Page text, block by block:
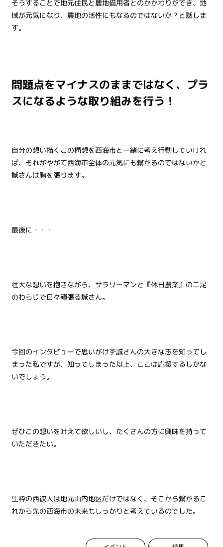
そうすることで地元住民と農地借用者とのかかわりができ、地
域が元気になり、農地の活性にもなるのではないか？と話しま
す。
問題点をマイナスのままではなく、プラ
スになるような取り組みを行う！
自分の想い描くこの構想を西海市と一緒に考え行動していけれ
ば、それがやがて西海市全体の元気にも繋がるのではないかと
誠さんは胸を張ります。
最後に・・・
壮大な想いを抱きながら、サラリーマンと『休日農業』の二足
のわらじで日々頑張る誠さん。
今回のインタビューで思いがけず誠さんの大きな志を知ってし
まった私ですが、知ってしまった以上、ここは応援するしかな
いでしょう。
ぜひこの想いを叶えて欲しいし、たくさんの方に興味を持って
いただきたい。
生粋の西彼人は地元山内地区だけではなく、そこから繋がるこ
れから先の西海市の未来もしっかりと考えているのでした。